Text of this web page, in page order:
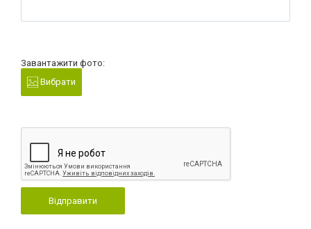
Завантажити фото:
Вибрати
Відправити